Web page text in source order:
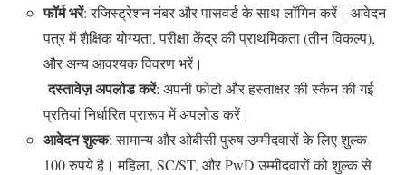
फॉर्म भरें: रजिस्ट्रेशन नंबर और पासवर्ड के साथ लॉगिन करें। आवेदन
पत्र में शैक्षिक योग्यता, परीक्षा केंद्र की प्राथमिकता (तीन विकल्प),
और अन्य आवश्यक विवरण भरें।
दस्तावेज़ अपलोड करें: अपनी फोटो और हस्ताक्षर की स्कैन की गई
प्रतियां निर्धारित प्रारूप में अपलोड करें।
आवेदन शुल्क: सामान्य और ओबीसी पुरुष उम्मीदवारों के लिए शुल्क
100 रुपये है। महिला, SC/ST, और PwD उम्मीदवारों को शुल्क से